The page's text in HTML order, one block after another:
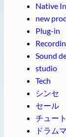
Native
new
Plug-in
Sound
studio
Tech
シンセ
セール
チュー
ドラム